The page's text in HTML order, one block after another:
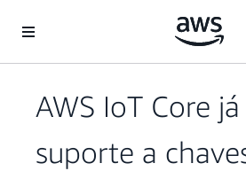
Pular para o conteúdo principal
AWS IoT Core
suporte a